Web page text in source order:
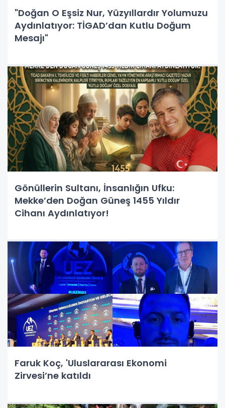
"Doğan O Eşsiz Nur, Yüzyıllardır Yolumuzu
Aydınlatıyor: TİGAD’dan Kutlu Doğum
Mesajı"
Gönüllerin Sultanı, İnsanlığın Ufku:
Mekke’den Doğan Güneş 1455 Yıldır
Cihanı Aydınlatıyor!
Faruk Koç, 'Uluslararası Ekonomi
Zirvesi’ne katıldı